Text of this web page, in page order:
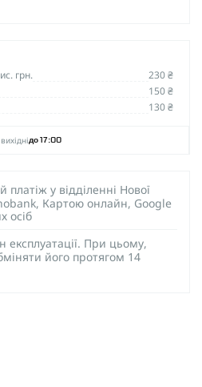
грн. 230 ₴
150 ₴
130 ₴
вихідні до 17:00
у відділенні Нової
Картою онлайн, Google
осіб
експлуатації. При цьому,
його протягом 14